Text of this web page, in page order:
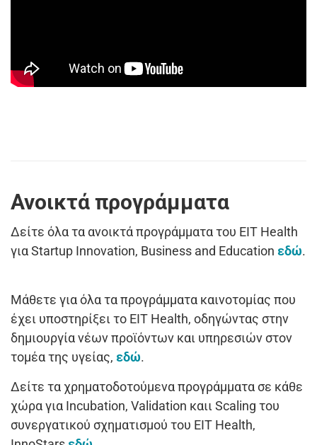
Ανοικτά προγράμματα
Δείτε όλα τα ανοικτά προγράμματα του EIT Health
για Startup Innovation, Business and Education εδώ.
Μάθετε για όλα τα προγράμματα καινοτομίας που
έχει υποστηρίξει το EIT Health, οδηγώντας στην
δημιουργία νέων προϊόντων και υπηρεσιών στον
τομέα της υγείας, εδώ.
Δείτε τα χρηματοδοτούμενα προγράμματα σε κάθε
χώρα για Incubation, Validation καιι Scaling του
συνεργατικού σχηματισμού του EIT Health,